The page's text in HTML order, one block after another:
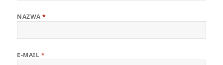
NAZWA*
E-MAIL *